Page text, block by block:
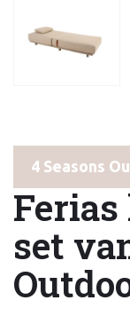
4 Seasons
set